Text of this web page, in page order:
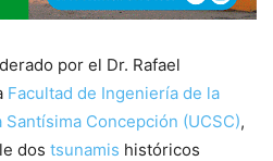
por el Dr. Rafael
Facultad de Ingeniería de la
Concepción (UCSC),
dos tsunamis históricos